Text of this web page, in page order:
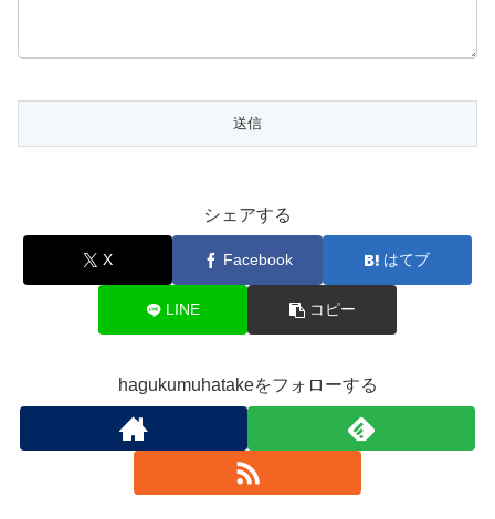
シェアする
X Facebook はてブ
LINE コピー
hagukumuhatakeをフォローする